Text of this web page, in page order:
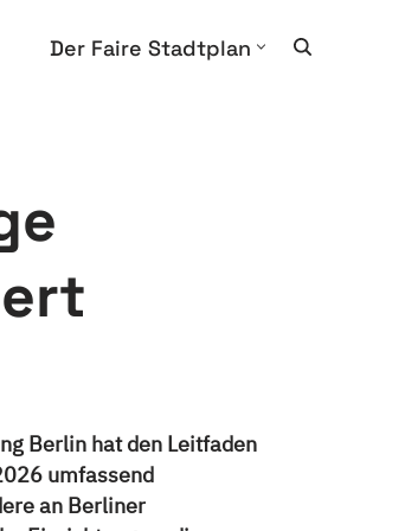
Der Faire Stadtplan
Berlin hat den Leitfaden
umfassend
an Berliner